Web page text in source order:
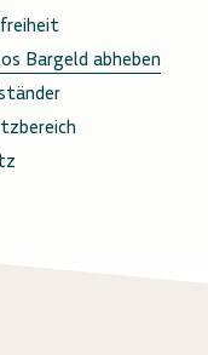
Bargeld abheben